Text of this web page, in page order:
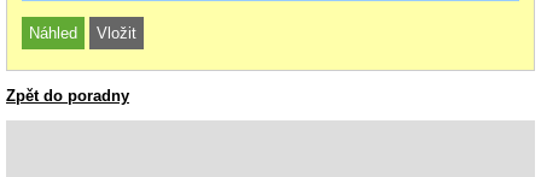
Zpět do poradny